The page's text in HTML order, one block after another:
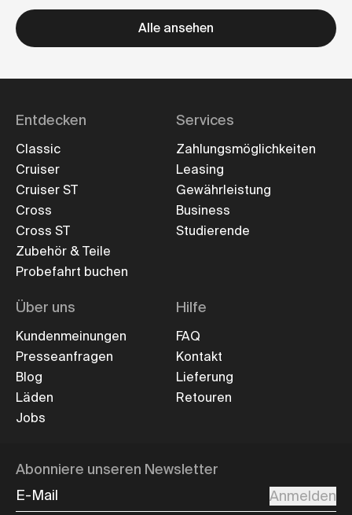
Alle ansehen
Entdecken
Classic
Cruiser
Cruiser ST
Cross
Cross ST
Zubehör & Teile
Probefahrt buchen
Services
Zahlungsmöglichkeiten
Leasing
Gewährleistung
Business
Studierende
Über uns
Kundenmeinungen
Presseanfragen
Blog
Läden
Jobs
Hilfe
FAQ
Kontakt
Lieferung
Retouren
Abonniere unseren Newsletter
E-Mail
Anmelden